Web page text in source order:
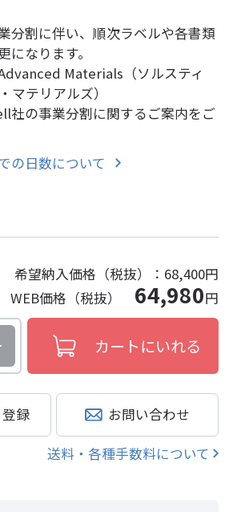
分割に伴い、順次ラベルや各書類
になります。
Materials（ソルスティ
マテリアルズ）
社の事業分割に関するご案内をご
の日数について
希望納入価格（税抜）： 68,400円
WEB価格（税抜） 64,980円
録 お問い合わせ
送料・各種手数料について